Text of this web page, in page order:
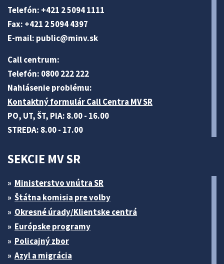
Telefón: +421 2 5094 1111
Fax: +421 2 5094 4397
E-mail: public@minv.sk
Call centrum:
Telefón: 0800 222 222
Nahlásenie problému:
Kontaktný formulár Call Centra MV SR
PO, UT, ŠT, PIA: 8.00 - 16.00
STREDA: 8.00 - 17.00
SEKCIE MV SR
Ministerstvo vnútra SR
Štátna komisia pre volby
Okresné úrady/Klientske centrá
Európske programy
Policajný zbor
Azyl a migrácia